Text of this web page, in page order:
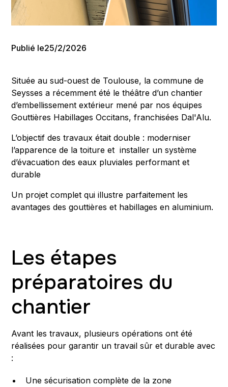
Publié le25/2/2026
Située au sud-ouest de Toulouse, la commune de
Seysses a récemment été le théâtre d’un chantier
d’embellissement extérieur mené par nos équipes
Gouttières Habillages Occitans, franchisées Dal'Alu.
L’objectif des travaux était double : moderniser
l’apparence de la toiture et installer un système
d’évacuation des eaux pluviales performant et
durable
Un projet complet qui illustre parfaitement les
avantages des gouttières et habillages en aluminium.
Les étapes
préparatoires du
chantier
Avant les travaux, plusieurs opérations ont été
réalisées pour garantir un travail sûr et durable avec
:
Une sécurisation complète de la zone